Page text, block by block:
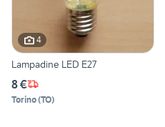
4
Lampadine LED E27
8 €
Torino(TO)